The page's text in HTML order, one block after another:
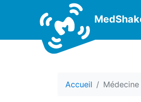
Accueil Médecine